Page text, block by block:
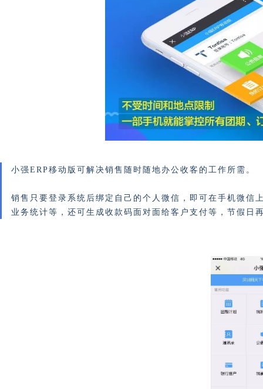
小强ERP移动版可解决销售随时随地办公收客的工作所需。
销售只要登录系统后绑定自己的个人微信，即可在手机微信
业务统计等，还可生成收款码面对面给客户支付等，节假日